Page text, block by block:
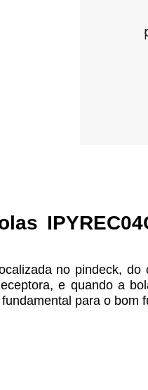
no pindeck,
e quando a
para o bom